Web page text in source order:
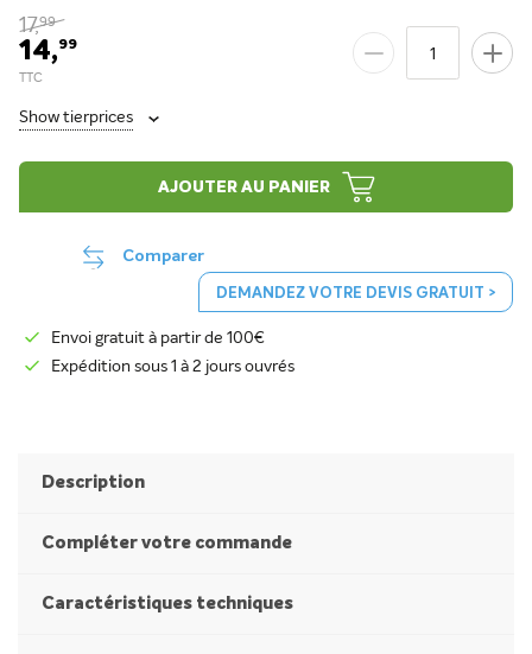
14,99
17,99
Show tierprices
AJOUTER AU PANIER
Comparer
DEMANDEZ VOTRE DEVIS GRATUIT >
Envoi gratuit à partir de 100€
Expédition sous 1 à 2 jours ouvrés
Description
Compléter votre commande
Caractéristiques techniques